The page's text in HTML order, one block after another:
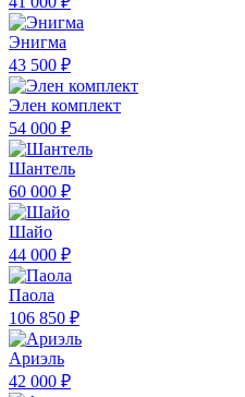
Энигма
43 500 ₽
Элен комплект
54 000 ₽
Шантель
60 000 ₽
Шайо
44 000 ₽
Паола
106 850 ₽
Ариэль
42 000 ₽